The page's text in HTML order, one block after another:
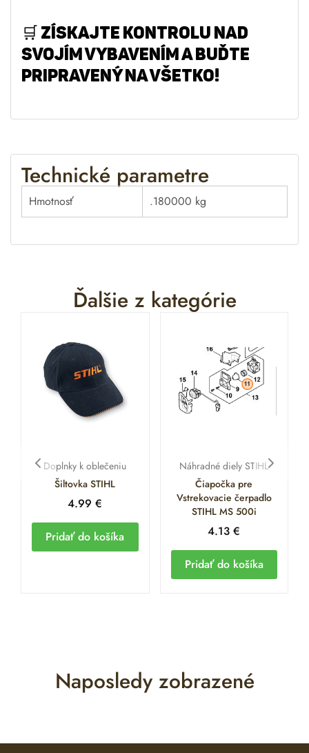
🛒 Získajte kontrolu nad
svojím vybavením a buďte
pripravený na všetko!
Technické parametre
Hmotnosť .180000 kg
Ďalšie z kategórie
Doplnky k oblečeniu
Šiltovka STIHL
4.99€
Pridať do košíka
Náhradné diely STIHL
Čiapočka pre
Vstrekovacie čerpadlo
STIHL MS 500i
4.13€
Pridať do košíka
Naposledy zobrazené